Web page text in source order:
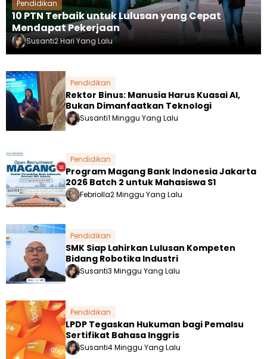
Pendidikan
10 PTN Terbaik untuk Lulusan yang Cepat
Mendapat Pekerjaan
Susanti2 Hari Yang Lalu
Pendidikan
Rektor Binus: Manusia Harus Kuasai AI,
Bukan Dimanfaatkan Teknologi
Susanti1 Minggu Yang Lalu
Pendidikan
Program Magang Bank Indonesia Jakarta
2026 Batch 2 untuk Mahasiswa S1
Febriolla2 Minggu Yang Lalu
Pendidikan
SMK Siap Lahirkan Lulusan Kompeten
Bidang Robotika Industri
Susanti3 Minggu Yang Lalu
Pendidikan
LPDP Tegaskan Hukuman bagi Pemalsu
Sertifikat Bahasa Inggris
Susanti4 Minggu Yang Lalu